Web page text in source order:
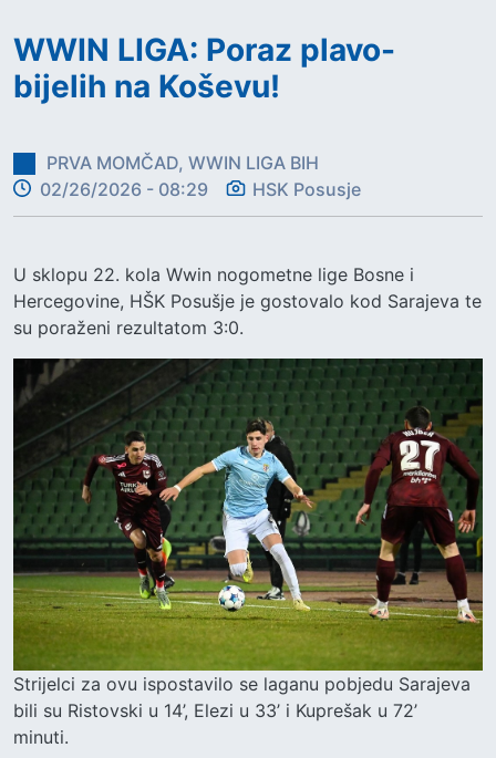
WWIN LIGA: Poraz plavo-
bijelih na Koševu!
PRVA MOMČAD, WWIN LIGA BIH
02/26/2026 - 08:29
HSK Posusje
U sklopu 22. kola Wwin nogometne lige Bosne i
Hercegovine, HŠK Posušje je gostovalo kod Sarajeva te
su poraženi rezultatom 3:0.
Strijelci za ovu ispostavilo se laganu pobjedu Sarajeva
bili su Ristovski u 14’, Elezi u 33’ i Kuprešak u 72’
minuti.